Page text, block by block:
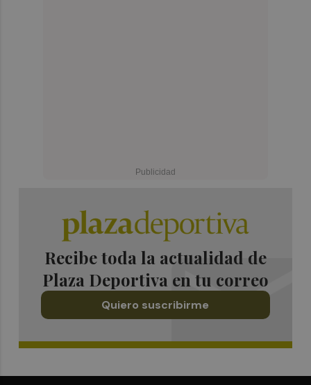
Recibe toda la actualidad de
Plaza Deportiva en tu correo
Quiero suscribirme